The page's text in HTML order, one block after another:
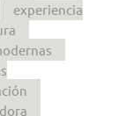
experiencia